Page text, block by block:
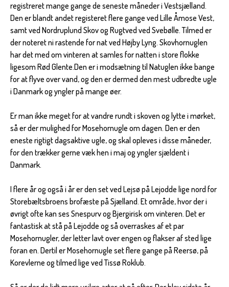
registreret mange gange de seneste måneder i Vestsjælland.
Den er blandt andet registeret flere gange ved Lille Åmose Vest,
samt ved Nordruplund Skov og Rugtved ved Svebølle. Tilmed er
der noteret ni rastende for nat ved Højby Lyng. Skovhornuglen
har det med om vinteren at samles for natten i store flokke
ligesom Rød Glente.Den er i modsætning til Natuglen ikke bange
for at flyve over vand, og den er dermed den mest udbredte ugle
i Danmark og yngler på mange øer.
Er man ikke meget for at vandre rundt i skoven og lytte i mørket,
så er der mulighed for Mosehornugle om dagen. Den er den
eneste rigtigt dagsaktive ugle, og skal opleves i disse måneder,
for den trækker gerne væk hen i maj og yngler sjældent i
Danmark.
I flere år og også i år er den set ved Lejsø på Lejodde lige nord for
Storebæltsbroens brofæste på Sjælland. Et område, hvor der i
øvrigt ofte kan ses Snespurv og Bjergirisk om vinteren. Det er
fantastisk at stå på Lejodde og så overraskes af et par
Mosehornugler, der letter lavt over engen og flakser af sted lige
foran en. Dertil er Mosehornugle set flere gange på Reersø, på
Korevlerne og tilmed lige ved Tissø Roklub.